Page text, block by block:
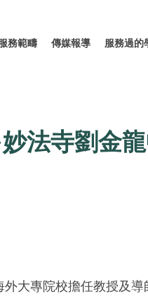
務範疇 傳媒報導 服務過的
法寺劉金
大專院校擔任教授及導